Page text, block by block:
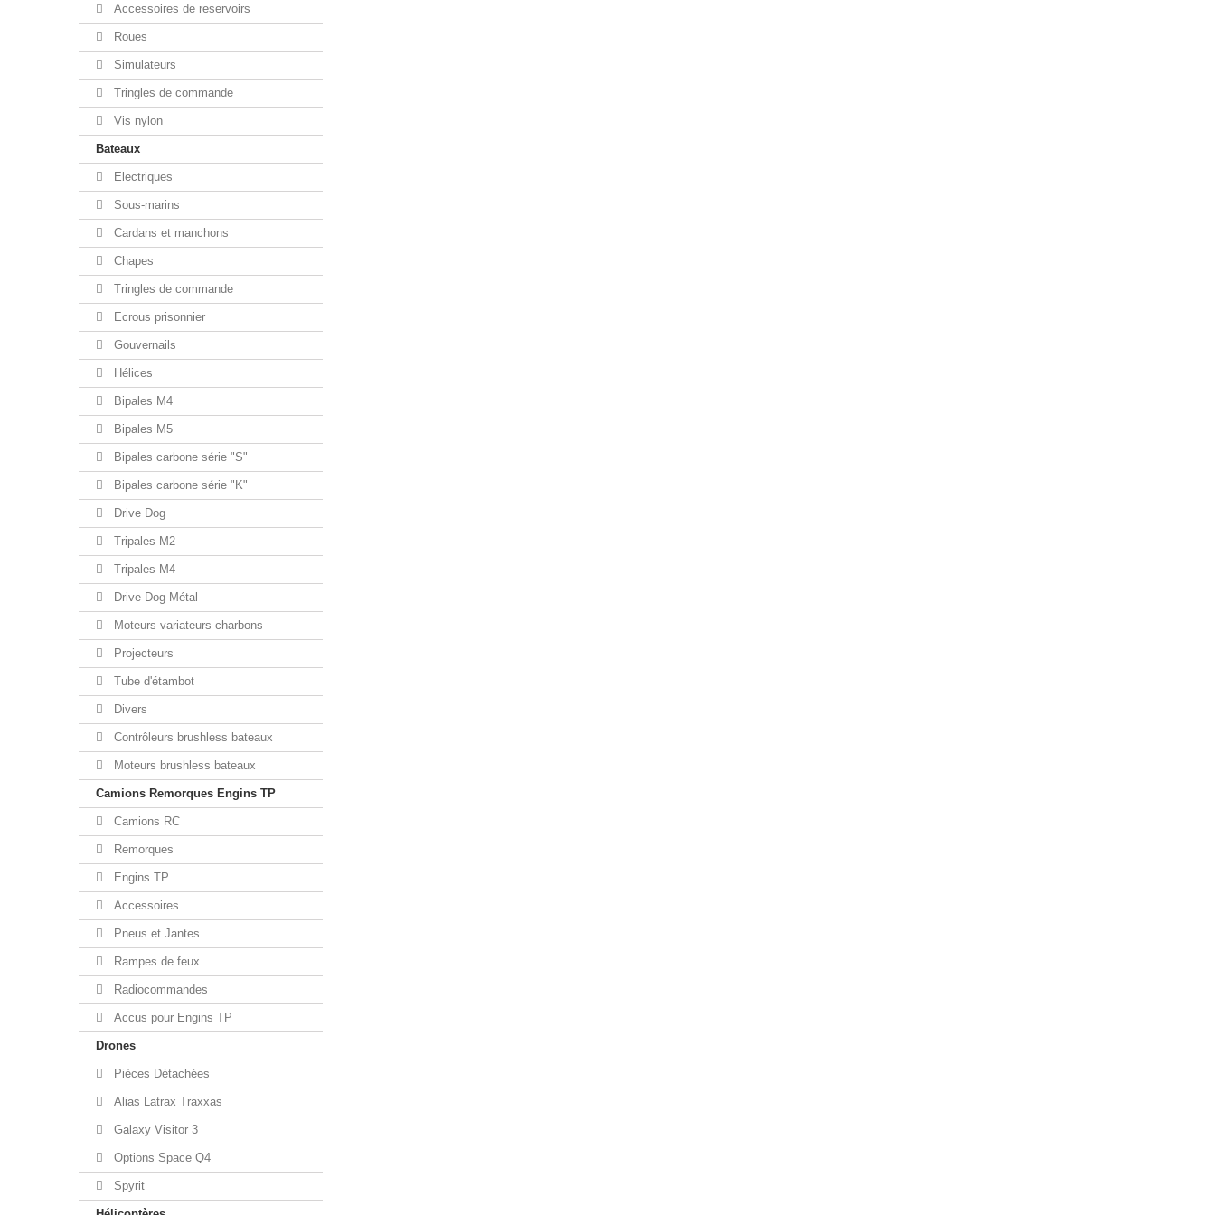
Accessoires de reservoirs
Roues
Simulateurs
Tringles de commande
Vis nylon
Bateaux
Electriques
Sous-marins
Cardans et manchons
Chapes
Tringles de commande
Ecrous prisonnier
Gouvernails
Hélices
Bipales M4
Bipales M5
Bipales carbone série "S"
Bipales carbone série "K"
Drive Dog
Tripales M2
Tripales M4
Drive Dog Métal
Moteurs variateurs charbons
Projecteurs
Tube d'étambot
Divers
Contrôleurs brushless bateaux
Moteurs brushless bateaux
Camions Remorques Engins TP
Camions RC
Remorques
Engins TP
Accessoires
Pneus et Jantes
Rampes de feux
Radiocommandes
Accus pour Engins TP
Drones
Pièces Détachées
Alias Latrax Traxxas
Galaxy Visitor 3
Options Space Q4
Spyrit